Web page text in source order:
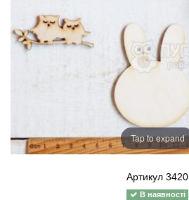
Tap to expand
Артикул 3420
В наявності